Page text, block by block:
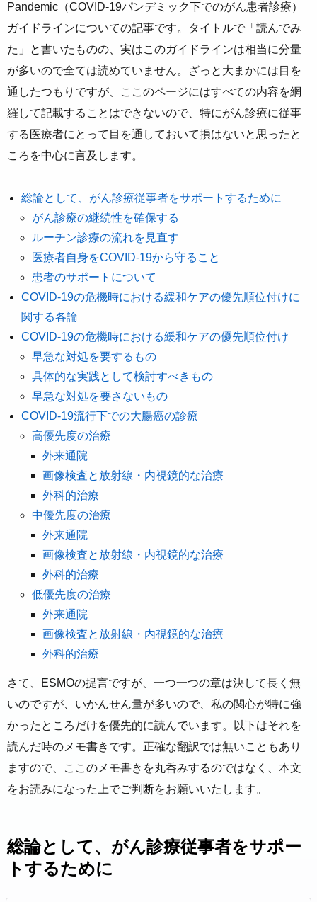
Pandemic（COVID-19パンデミック下でのがん患者診療）
ガイドラインについての記事です。タイトルで「読んでみ
た」と書いたものの、実はこのガイドラインは相当に分量
が多いので全ては読めていません。ざっと大まかには目を
通したつもりですが、ここのページにはすべての内容を網
羅して記載することはできないので、特にがん診療に従事
する医療者にとって目を通しておいて損はないと思ったと
ころを中心に言及します。
総論として、がん診療従事者をサポートするために
がん診療の継続性を確保する
ルーチン診療の流れを見直す
医療者自身をCOVID-19から守ること
患者のサポートについて
COVID-19の危機時における緩和ケアの優先順位付けに
関する各論
COVID-19の危機時における緩和ケアの優先順位付け
早急な対処を要するもの
具体的な実践として検討すべきもの
早急な対処を要さないもの
COVID-19流行下での大腸癌の診療
高優先度の治療
外来通院
画像検査と放射線・内視鏡的な治療
外科的治療
中優先度の治療
外来通院
画像検査と放射線・内視鏡的な治療
外科的治療
低優先度の治療
外来通院
画像検査と放射線・内視鏡的な治療
外科的治療
さて、ESMOの提言ですが、一つ一つの章は決して長く無
いのですが、いかんせん量が多いので、私の関心が特に強
かったところだけを優先的に読んでいます。以下はそれを
読んだ時のメモ書きです。正確な翻訳では無いこともあり
ますので、ここのメモ書きを丸呑みするのではなく、本文
をお読みになった上でご判断をお願いいたします。
総論として、がん診療従事者をサポー
トするために